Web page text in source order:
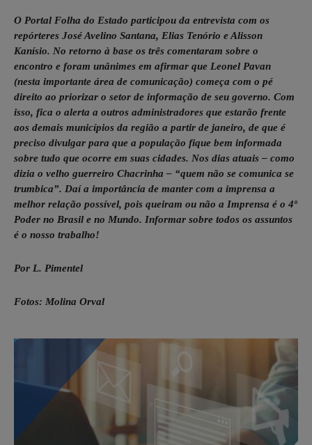
O Portal Folha do Estado participou da entrevista com os
repórteres José Avelino Santana, Elias Tenório e Alisson
Kanísio. No retorno à base os três comentaram sobre o
encontro e foram unânimes em afirmar que Leonel Pavan
(nesta importante área de comunicação) começa com o pé
direito ao priorizar o setor de informação de seu governo. Com
isso, fica o alerta a outros administradores que estarão frente
aos demais municípios da região a partir de janeiro, de que é
preciso divulgar para que a população fique bem informada
sobre tudo que ocorre em suas cidades. Nos dias atuais – como
dizia o velho guerreiro Chacrinha – “quem não se comunica se
trumbica”. Daí a importância de manter com a imprensa a
melhor relação possível, pois queiram ou não a Imprensa é o 4º
Poder no Brasil e no Mundo. Informar sobre todos os assuntos
é o nosso trabalho!
Por L. Pimentel
Fotos: Molina Orval